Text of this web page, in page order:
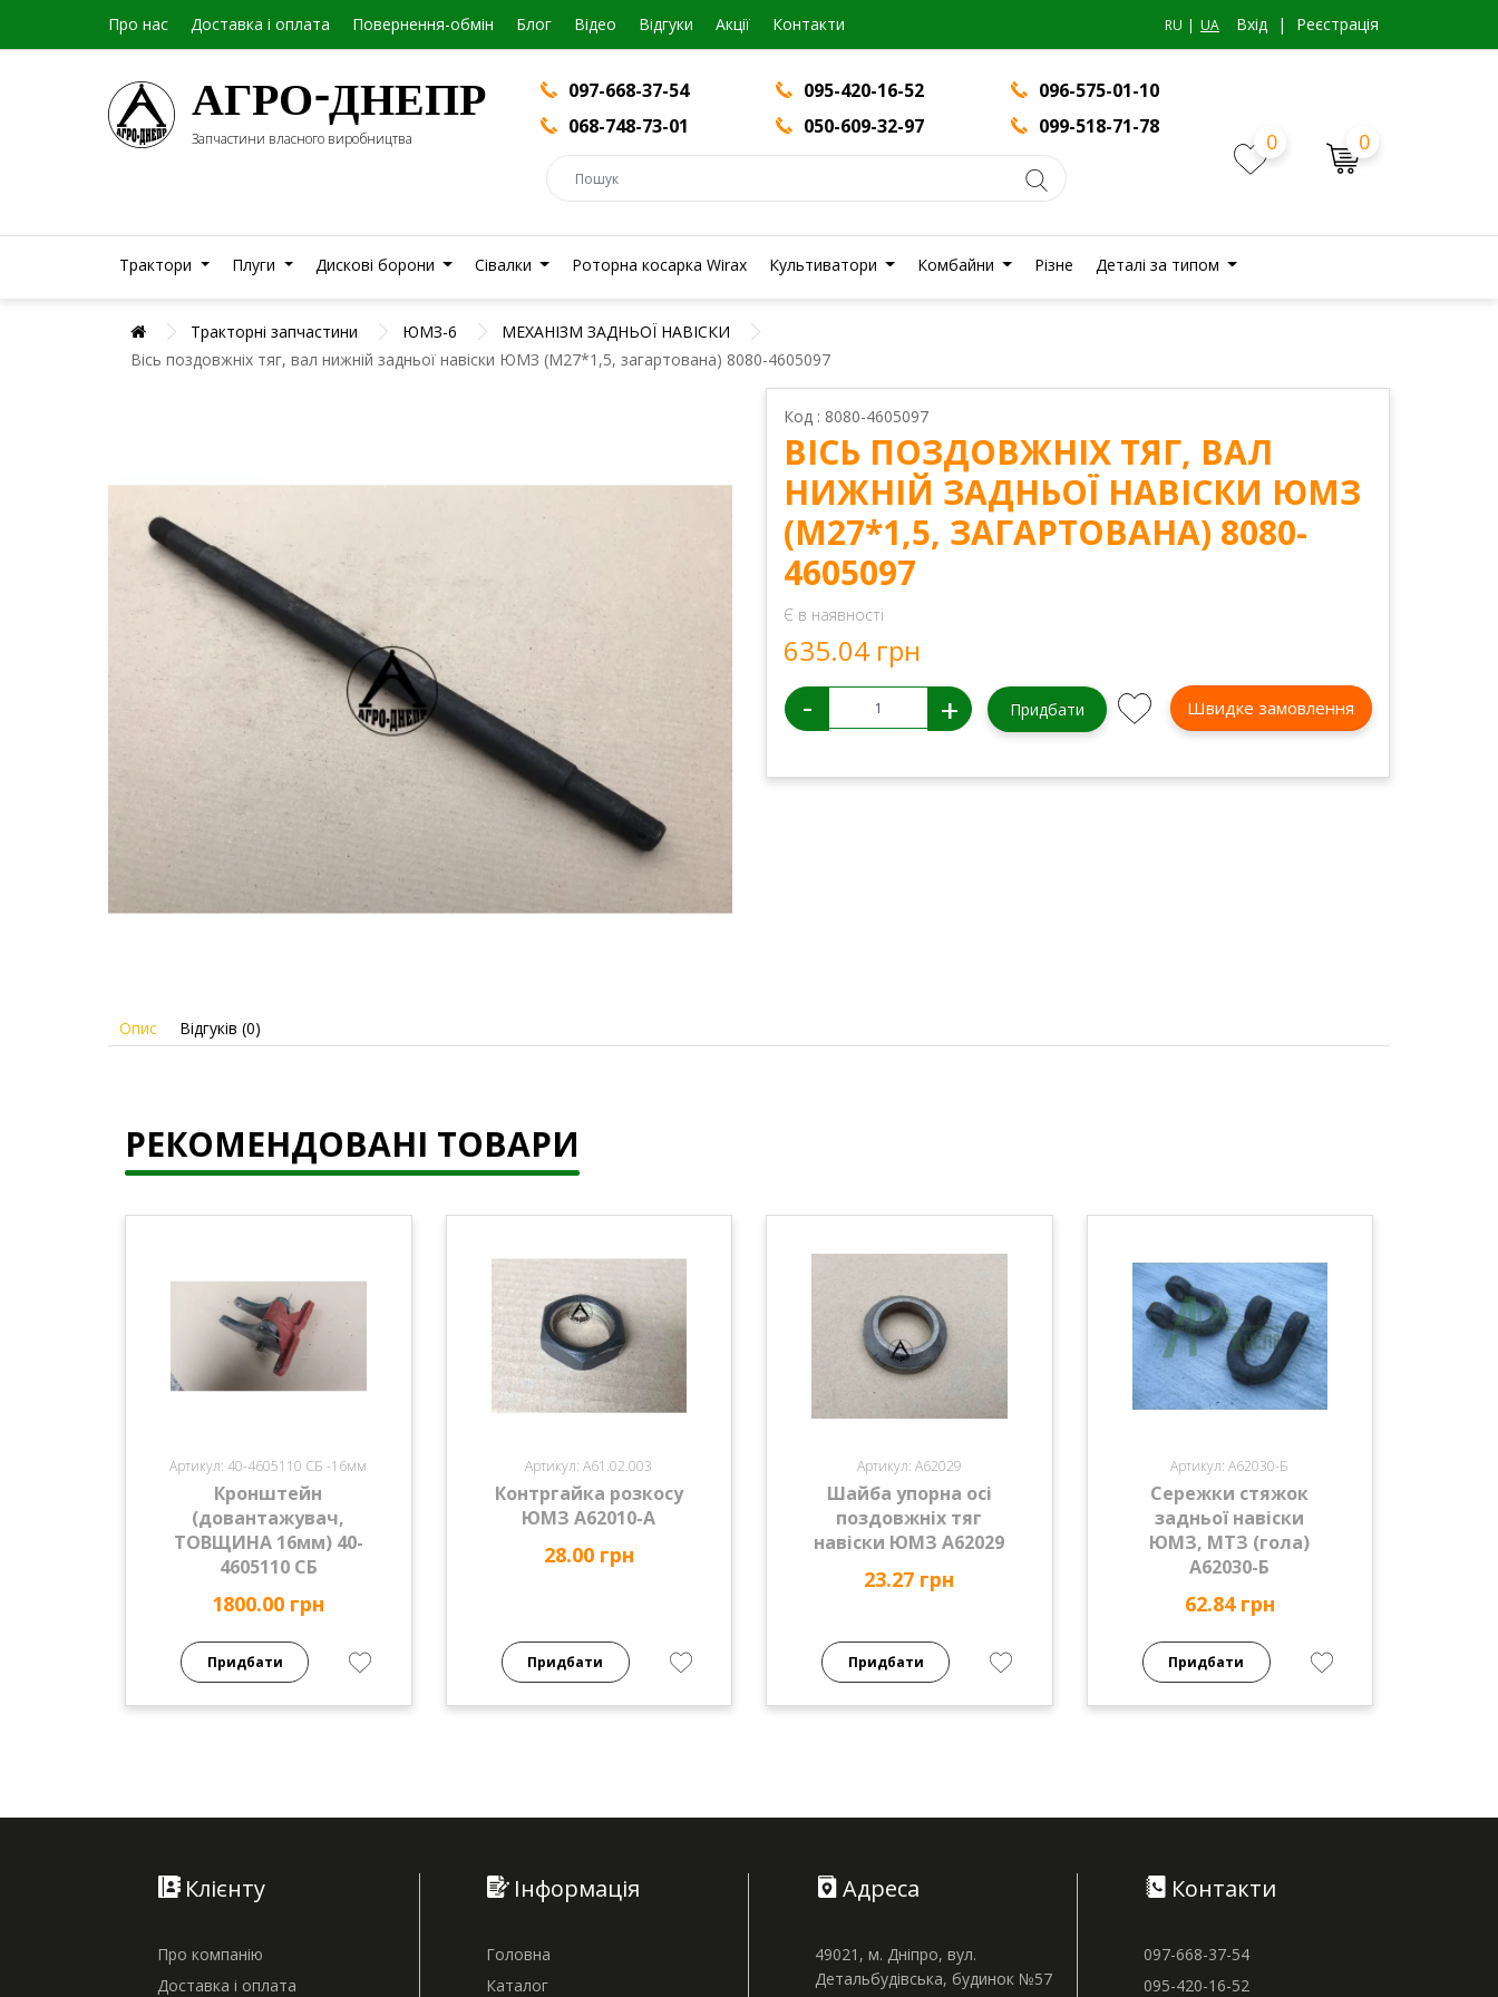
Про нас Доставка і оплата Повернення-обмін Блог Вiдео Відгуки Акції Контакти RU UA Вхiд | Реєстрація
АГРО-ДНЕПР
Запчастини власного виробництва
097-668-37-54 095-420-16-52
096-575-01-10
068-748-73-01
050-609-32-97 099-518-71-78
0 0
Трактори Плуги Дискові борони Сівалки Роторна косарка Wirax Культиватори Комбайни Різне Деталі за типом
Тракторні запчастини ЮМЗ-6
МЕХАНІЗМ ЗАДНЬОЇ НАВІСКИ
Вісь поздовжніх тяг, вал нижній задньої навіски ЮМЗ (М27*1,5, загартована) 8080-4605097
Код : 8080-4605097
ВІСЬ ПОЗДОВЖНІХ ТЯГ, ВАЛ
НИЖНІЙ ЗАДНЬОЇ НАВІСКИ ЮМЗ
(М27*1,5, ЗАГАРТОВАНА) 8080-
4605097
Є в наявності
635.04 грн
- + Придбати Швидке замовлення
Опис Відгуків (0)
РЕКОМЕНДОВАНІ ТОВАРИ
Артикул: 40-4605110 СБ -16мм
Кронштейн
(довантажувач,
ТОВЩИНА 16мм) 40-
4605110 СБ
1800.00 грн
Придбати
Артикул: А61.02.003
Контргайка розкосу
ЮМЗ А62010-А
28.00 грн
Придбати
Артикул: А62029
Шайба упорна осі
поздовжніх тяг
навіски ЮМЗ А62029
23.27 грн
Придбати
Артикул: А62030-Б
Сережки стяжок
задньої навіски
ЮМЗ, МТЗ (гола)
А62030-Б
62.84 грн
Придбати
Клієнту
Про компанію
Доставка і оплата
Інформація
Головна
Каталог
Адреса
49021, м. Дніпро, вул.
Детальбудівська, будинок №57
Контакти
097-668-37-54
095-420-16-52